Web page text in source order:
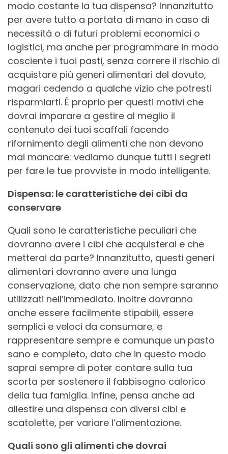
modo costante la tua dispensa? Innanzitutto
per avere tutto a portata di mano in caso di
necessità o di futuri problemi economici o
logistici, ma anche per programmare in modo
cosciente i tuoi pasti, senza correre il rischio di
acquistare più generi alimentari del dovuto,
magari cedendo a qualche vizio che potresti
risparmiarti. È proprio per questi motivi che
dovrai imparare a gestire al meglio il
contenuto dei tuoi scaffali facendo
rifornimento degli alimenti che non devono
mai mancare: vediamo dunque tutti i segreti
per fare le tue provviste in modo intelligente.
Dispensa: le caratteristiche dei cibi da
conservare
Quali sono le caratteristiche peculiari che
dovranno avere i cibi che acquisterai e che
metterai da parte? Innanzitutto, questi generi
alimentari dovranno avere una lunga
conservazione, dato che non sempre saranno
utilizzati nell’immediato. Inoltre dovranno
anche essere facilmente stipabili, essere
semplici e veloci da consumare, e
rappresentare sempre e comunque un pasto
sano e completo, dato che in questo modo
saprai sempre di poter contare sulla tua
scorta per sostenere il fabbisogno calorico
della tua famiglia. Infine, pensa anche ad
allestire una dispensa con diversi cibi e
scatolette, per variare l’alimentazione.
Quali sono gli alimenti che dovrai